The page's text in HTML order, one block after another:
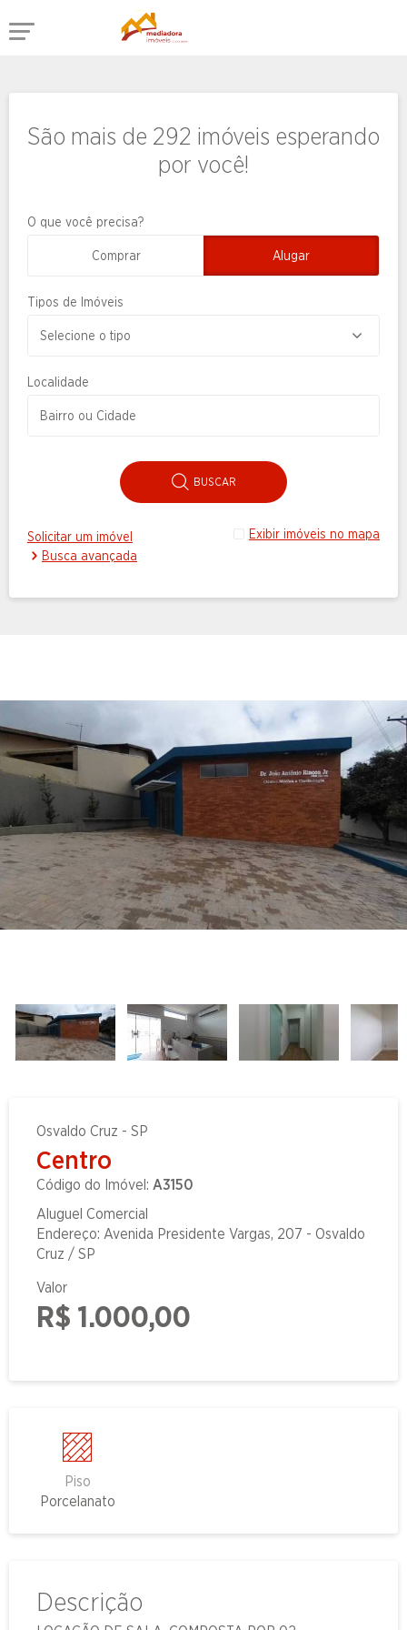
São mais de 292 imóveis esperando
por você!
O que você precisa?
Comprar Alugar
Tipos de Imóveis
Localidade
Solicitar um imóvel
Exibir imóveis no mapa
Busca avançada
BUSCAR
Osvaldo Cruz - SP
Centro
Código do Imóvel: A3150
Aluguel Comercial
Endereço: Avenida Presidente Vargas, 207 - Osvaldo
Cruz / SP
Valor
R$ 1.000,00
Piso
Porcelanato
Descrição